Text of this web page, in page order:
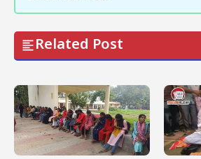
Related Post